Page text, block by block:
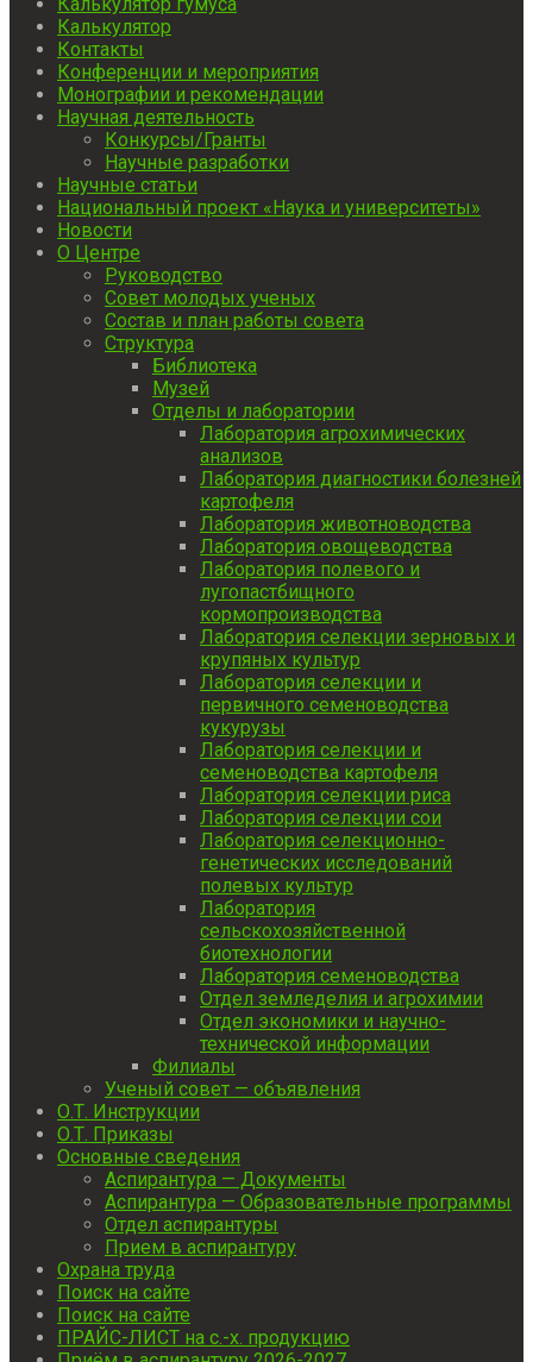
Калькулятор
Контакты
Конференции и мероприятия
Монографии и рекомендации
Научная деятельность
Конкурсы/Гранты
Научные разработки
Научные статьи
Национальный проект «Наука и университеты»
Новости
О Центре
Руководство
Совет молодых ученых
Состав и план работы совета
Структура
Библиотека
Музей
Отделы и лаборатории
Лаборатория агрохимических
анализов
Лаборатория диагностики болезней
картофеля
Лаборатория животноводства
Лаборатория овощеводства
Лаборатория полевого и
лугопастбищного
кормопроизводства
Лаборатория селекции зерновых и
крупяных культур
Лаборатория селекции и
первичного семеноводства
кукурузы
Лаборатория селекции и
семеноводства картофеля
Лаборатория селекции риса
Лаборатория селекции сои
Лаборатория селекционно-
генетических исследований
полевых культур
Лаборатория
сельскохозяйственной
биотехнологии
Лаборатория семеноводства
Отдел земледелия и агрохимии
Отдел экономики и научно-
технической информации
Филиалы
Ученый совет — объявления
О.Т. Инструкции
О.Т. Приказы
Основные сведения
Аспирантура — Документы
Аспирантура — Образовательные программы
Отдел аспирантуры
Прием в аспирантуру
Охрана труда
Поиск на сайте
Поиск на сайте
ПРАЙС-ЛИСТ на с.-х. продукцию